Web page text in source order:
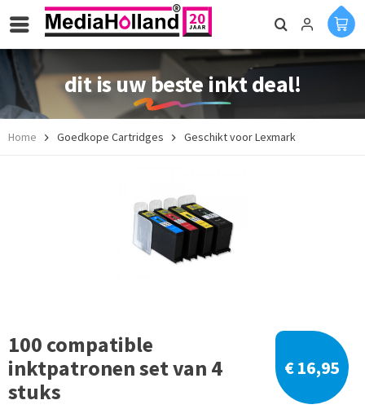
dit is uw beste inkt deal!
Home Goedkope Cartridges Geschikt voor Lexmark
100 compatible
inktpatronen set van 4
stuks
€ 16,95